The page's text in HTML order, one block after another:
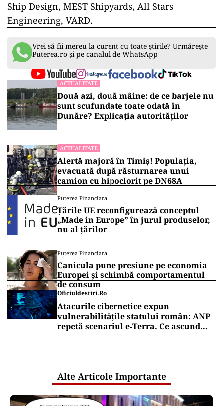
Ship Design, MEST Shipyards, All Stars
Engineering, VARD.
Vrei să fii mereu la curent cu toate știrile? Urmărește
Puterea.ro și pe canalul de WhatsApp
ACTUALITATE
Două azi, două mâine: de ce barjele nu
sunt scufundate toate odată în
Dunăre? Explicația autorităților
ACTUALITATE
Alertă majoră în Timiș! Populația,
evacuată după răsturnarea unui
camion cu hipoclorit pe DN68A
Puterea Financiara
Țările UE reconfigurează conceptul
„Made in Europe” în jurul produselor,
nu al țărilor
Puterea Financiara
Canicula pune presiune pe economia
Europei și schimbă comportamentul
de consum
Oficiuldestiri.ro
Atacurile cibernetice expun
vulnerabilitățile statului român: ANP
repetă scenariul e‑Terra. Ce ascund
Alte Articole Importante